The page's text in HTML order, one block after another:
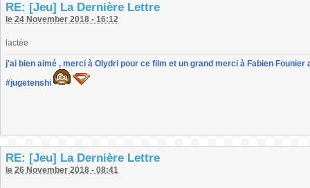
RE: [Jeu] La Dernière Lettre
le 24 November 2018 - 16:12
lactée
j'ai bien aimé , merci à Olydri pour ce film et un grand merci à Fabien
#jugetenshi
RE: [Jeu] La Dernière Lettre
le 26 November 2018 - 08:41